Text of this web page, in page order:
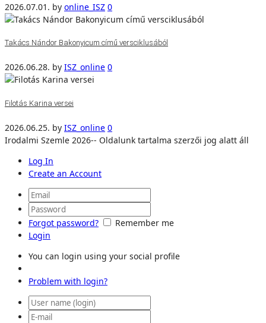
2026.07.01. by online_ISZ 0
Takács Nándor Bakonyicum című versciklusából
2026.06.28. by ISZ_online 0
Filotás Karina versei
2026.06.25. by ISZ_online 0
Irodalmi Szemle 2026-- Oldalunk tartalma szerzői jog alatt áll
Log In
Create an Account
Forgot password?
Remember me
Login
You can login using your social profile
Problem with login?